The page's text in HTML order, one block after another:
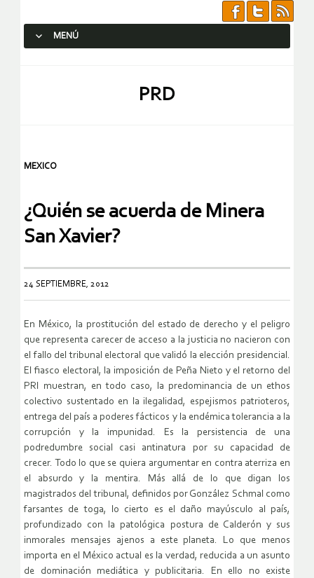
MENÚ
PRD
MEXICO
¿Quién se acuerda de Minera
San Xavier?
24 SEPTIEMBRE, 2012
En México, la prostitución del estado de derecho y el peligro
que representa carecer de acceso a la justicia no nacieron con
el fallo del tribunal electoral que validó la elección presidencial.
El fiasco electoral, la imposición de Peña Nieto y el retorno del
PRI muestran, en todo caso, la predominancia de un ethos
colectivo sustentado en la ilegalidad, espejismos patrioteros,
entrega del país a poderes fácticos y la endémica tolerancia a la
corrupción y la impunidad. Es la persistencia de una
podredumbre social casi antinatura por su capacidad de
crecer. Todo lo que se quiera argumentar en contra aterriza en
el absurdo y la mentira. Más allá de lo que digan los
magistrados del tribunal, definidos por González Schmal como
farsantes de toga, lo cierto es el daño mayúsculo al país,
profundizado con la patológica postura de Calderón y sus
inmorales mensajes ajenos a este planeta. Lo que menos
importa en el México actual es la verdad, reducida a un asunto
de dominación mediática y publicitaria. En ello no existe